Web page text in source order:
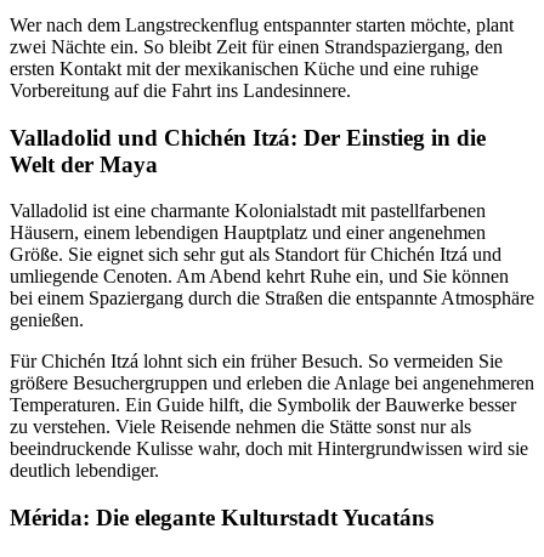
Wer nach dem Langstreckenflug entspannter starten möchte, plant
zwei Nächte ein. So bleibt Zeit für einen Strandspaziergang, den
ersten Kontakt mit der mexikanischen Küche und eine ruhige
Vorbereitung auf die Fahrt ins Landesinnere.
Valladolid und Chichén Itzá: Der Einstieg in die
Welt der Maya
Valladolid ist eine charmante Kolonialstadt mit pastellfarbenen
Häusern, einem lebendigen Hauptplatz und einer angenehmen
Größe. Sie eignet sich sehr gut als Standort für Chichén Itzá und
umliegende Cenoten. Am Abend kehrt Ruhe ein, und Sie können
bei einem Spaziergang durch die Straßen die entspannte Atmosphäre
genießen.
Für Chichén Itzá lohnt sich ein früher Besuch. So vermeiden Sie
größere Besuchergruppen und erleben die Anlage bei angenehmeren
Temperaturen. Ein Guide hilft, die Symbolik der Bauwerke besser
zu verstehen. Viele Reisende nehmen die Stätte sonst nur als
beeindruckende Kulisse wahr, doch mit Hintergrundwissen wird sie
deutlich lebendiger.
Mérida: Die elegante Kulturstadt Yucatáns